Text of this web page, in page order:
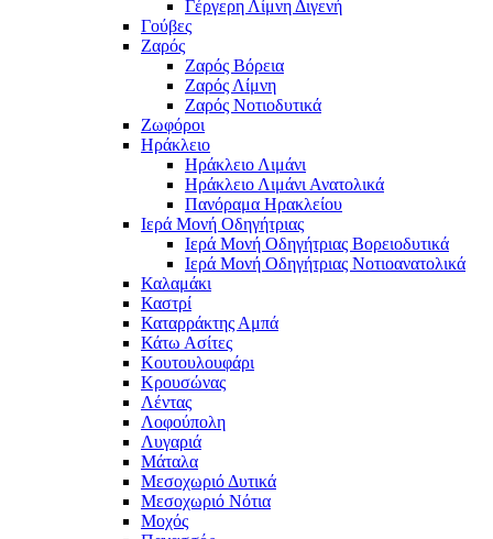
Γέργερη Λίμνη Διγενή
Γούβες
Ζαρός
Ζαρός Βόρεια
Ζαρός Λίμνη
Ζαρός Νοτιοδυτικά
Ζωφόροι
Ηράκλειο
Ηράκλειο Λιμάνι
Ηράκλειο Λιμάνι Ανατολικά
Πανόραμα Ηρακλείου
Ιερά Μονή Οδηγήτριας
Ιερά Μονή Οδηγήτριας Βορειοδυτικά
Ιερά Μονή Οδηγήτριας Νοτιοανατολικά
Καλαμάκι
Καστρί
Καταρράκτης Αμπά
Κάτω Ασίτες
Κουτουλουφάρι
Κρουσώνας
Λέντας
Λοφούπολη
Λυγαριά
Μάταλα
Μεσοχωριό Δυτικά
Μεσοχωριό Νότια
Μοχός